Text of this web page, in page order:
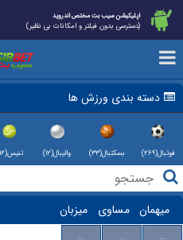
اپلیکیشن سیب بت مختص اندروید
(دسترسی بدون فیلتر و امکانات بی نظیر)
دسته بندی ورزش ها
فوتبال(۲۶۹) بسکتبال(۳۳) والیبال(۱۲) تنیس(۱۱۲)
میزبان مساوی میهمان
... ...
...